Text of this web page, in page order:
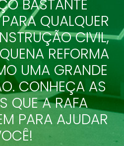
BASTANTE
QUALQUER
CIVIL,
REFORMA
UMA GRANDE
CONHEÇA AS
QUE A RAFA
PARA AJUDAR